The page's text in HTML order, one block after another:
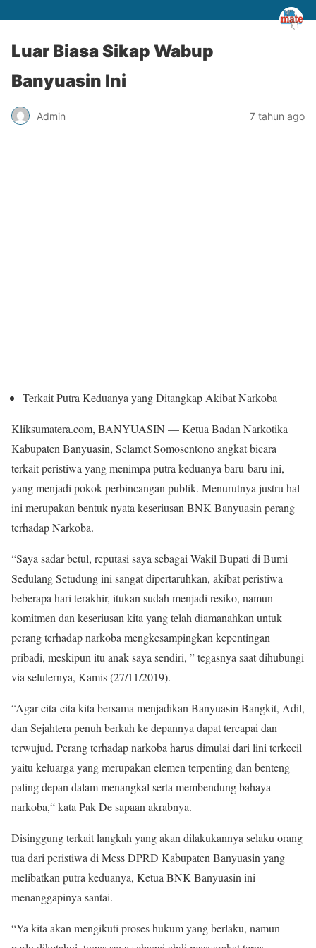
Luar Biasa Sikap Wabup
Banyuasin Ini
Admin 7 tahun ago
Terkait Putra Keduanya yang Ditangkap Akibat Narkoba
Kliksumatera.com, BANYUASIN — Ketua Badan Narkotika
Kabupaten Banyuasin, Selamet Somosentono angkat bicara
terkait peristiwa yang menimpa putra keduanya baru-baru ini,
yang menjadi pokok perbincangan publik. Menurutnya justru hal
ini merupakan bentuk nyata keseriusan BNK Banyuasin perang
terhadap Narkoba.
“Saya sadar betul, reputasi saya sebagai Wakil Bupati di Bumi
Sedulang Setudung ini sangat dipertaruhkan, akibat peristiwa
beberapa hari terakhir, itukan sudah menjadi resiko, namun
komitmen dan keseriusan kita yang telah diamanahkan untuk
perang terhadap narkoba mengkesampingkan kepentingan
pribadi, meskipun itu anak saya sendiri, ” tegasnya saat dihubungi
via selulernya, Kamis (27/11/2019).
“Agar cita-cita kita bersama menjadikan Banyuasin Bangkit, Adil,
dan Sejahtera penuh berkah ke depannya dapat tercapai dan
terwujud. Perang terhadap narkoba harus dimulai dari lini terkecil
yaitu keluarga yang merupakan elemen terpenting dan benteng
paling depan dalam menangkal serta membendung bahaya
narkoba,“ kata Pak De sapaan akrabnya.
Disinggung terkait langkah yang akan dilakukannya selaku orang
tua dari peristiwa di Mess DPRD Kabupaten Banyuasin yang
melibatkan putra keduanya, Ketua BNK Banyuasin ini
menanggapinya santai.
“Ya kita akan mengikuti proses hukum yang berlaku, namun